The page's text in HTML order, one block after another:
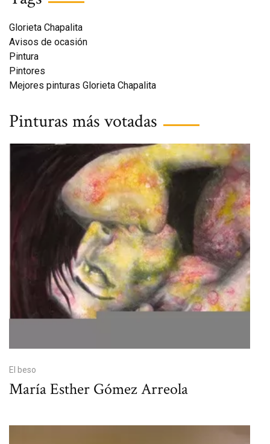
Glorieta Chapalita
Avisos de ocasión
Pintura
Pintores
Mejores pinturas Glorieta Chapalita
Pinturas más votadas
El beso
María Esther Gómez Arreola